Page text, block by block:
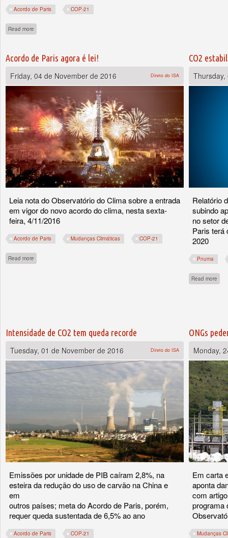
Acordo de Paris COP-21
Read more
Acordo de Paris agora é lei!
Friday, 04 de November de 2016
Direto do ISA
Leia nota do Observatório do Clima sobre a entrada
em vigor do novo acordo do clima, nesta sexta-
feira, 4/11/2016
Acordo de Paris Mudanças Climáticas COP-21
Read more
CO2
Relatório
subindo
no setor
Paris terá
2020
Pnuma
Read more
Intensidade de CO2 tem queda recorde
Tuesday, 01 de November de 2016
Direto do ISA
Emissões por unidade de PIB caíram 2,8%, na
esteira da redução do uso de carvão na China e
em
outros países; meta do Acordo de Paris, porém,
requer queda sustentada de 6,5% ao ano
Acordo de Paris COP-21
ONGs
Monday,
Em carta
aponta
com
programa
Mudanças